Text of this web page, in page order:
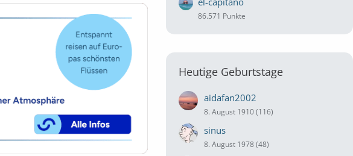
86.571 Punkte
Heutige Geburtstage
aidafan2002
8. August 1910 (116)
sinus
8. August 1978 (48)